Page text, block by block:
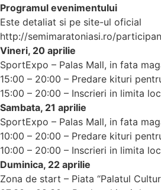
Programul evenimentului
Este detaliat si pe site-ul oficial
http://semimaratoniasi.ro/
Vineri, 20 aprilie
SportExpo – Palas Mall, in fata
15:00 – 20:00 – Predare kituri
15:00 – 20:00 – Inscrieri in limita
Sambata, 21 aprilie
SportExpo – Palas Mall, in fata
10:00 – 20:00 – Predare kituri
10:00 – 20:00 – Inscrieri in limita
Duminica, 22 aprilie
Zona de start – Piata “Palatul